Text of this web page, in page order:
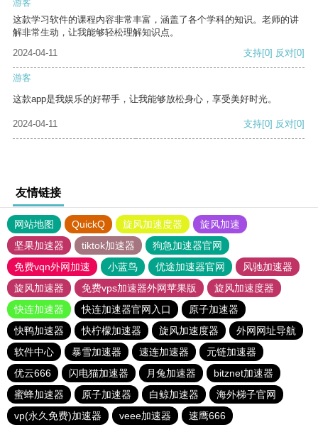
游客
这款学习软件的课程内容非常丰富，涵盖了各个学科的知识。老师的讲
解非常生动，让我能够轻松理解知识点。
2024-04-11
支持[0] 反对[0]
游客
这款app是我娱乐的好帮手，让我能够放松身心，享受美好时光。
2024-04-11 支持[0] 反对[0]
友情链接
网站地图 QuickQ 旋风加速度器
旋风加速
坚果加速器
tiktok加速器
狗急加速器官网
免费vqn外网加速
小蓝鸟 优途加速器官网
风驰加速器
旋风加速器
免费vps加速器外网苹果版
旋风加速度器
快连加速器
快连加速器官网入口
原子加速器
快鸭加速器
快柠檬加速器 旋风加速度器
外网网址导航
软件中心
暴雪加速器 速连加速器
元链加速器
优云666
闪电猫加速器 月兔加速器
bitznet加速器
蜜蜂加速器
原子加速器 白鲸加速器
海外梯子官网
vp(永久免费)加速器
veee加速器 速鹰666